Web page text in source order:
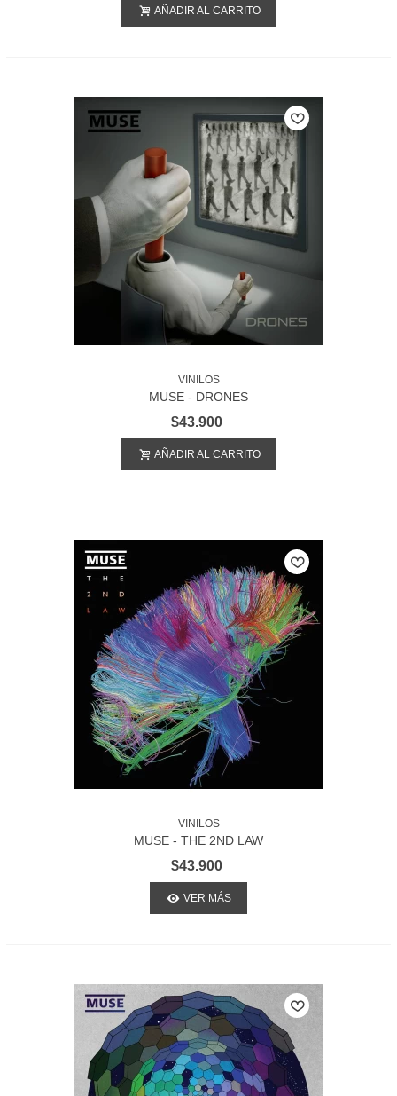
AÑADIR AL CARRITO
VINILOS
MUSE - DRONES
$43.900
AÑADIR AL CARRITO
VINILOS
MUSE - THE 2ND LAW
$43.900
VER MÁS